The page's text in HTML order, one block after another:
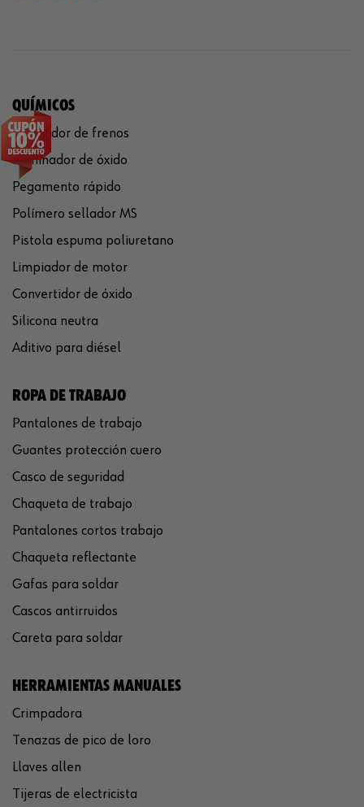
QUÍMICOS
Limpiador de frenos
Eliminador de óxido
Pegamento rápido
Polímero sellador MS
Pistola espuma poliuretano
Limpiador de motor
Convertidor de óxido
Silicona neutra
Aditivo para diésel
ROPA DE TRABAJO
Pantalones de trabajo
Guantes protección cuero
Casco de seguridad
Chaqueta de trabajo
Pantalones cortos trabajo
Chaqueta reflectante
Gafas para soldar
Cascos antirruidos
Careta para soldar
HERRAMIENTAS MANUALES
Crimpadora
Tenazas de pico de loro
Llaves allen
Tijeras de electricista